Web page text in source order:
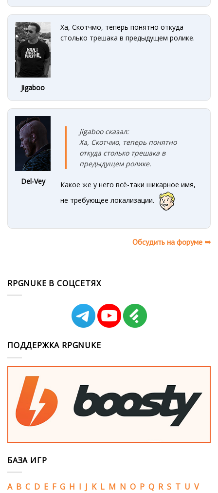
Jigaboo
Ха, Скотчмо, теперь понятно откуда
столько трешака в предыдущем ролике.
Del-Vey
Jigaboo сказал:
Ха, Скотчмо, теперь понятно
откуда столько трешака в
предыдущем ролике.
Какое же у него всё-таки шикарное имя,
не требующее локализации.
Обсудить на форуме ➥
RPGNUKE В СОЦСЕТЯХ
ПОДДЕРЖКА RPGNUKE
БАЗА ИГР
A B C D E F G H I J K L M N O P Q R S T U V